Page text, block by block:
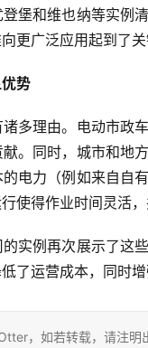
堡和维也纳等实例
更广泛应用起到了
势
多理由。电动市政
。同时，城市和
电力（例如来自自
使得作业时间灵活
实例再次展示了这
了运营成本，同时
，如若转载，请注